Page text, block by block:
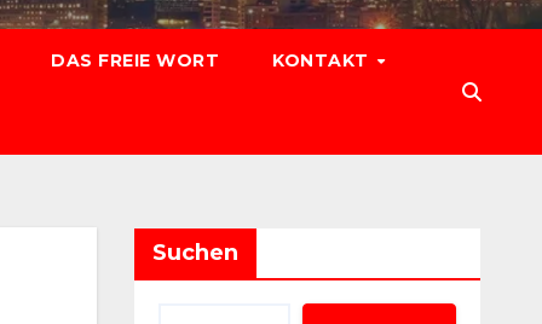
DAS FREIE WORT KONTAKT
Suchen